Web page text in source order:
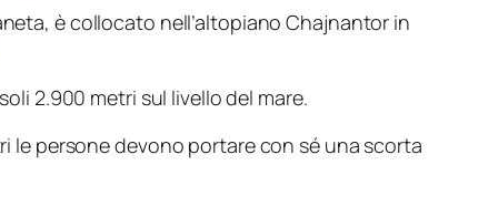
è collocato nell’altopiano Chajnantor in
2.900 metri sul livello del mare.
le persone devono portare con sé una scorta